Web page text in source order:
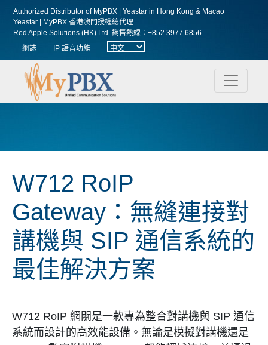
Authorized Distributor of MyPBX | Yeastar in Hong Kong & Macao
Yeastar | MyPBX 香港澳門授權總代理
Red Apple Solutions (HK) Ltd.銷售熱線︰+852 3977 6856
網誌
IP 語音功能
W712 RoIP
Gateway：無縫連接對
講機與 SIP 通信系統的
最佳解決方案
W712 RoIP 網關是一款專為整合對講機與 SIP 通信
系統而設計的高效能設備。無論是模擬對講機還是